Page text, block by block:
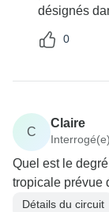
désignés
0
C
Claire
Quel est le
tropicale prévue
Détails du circuit